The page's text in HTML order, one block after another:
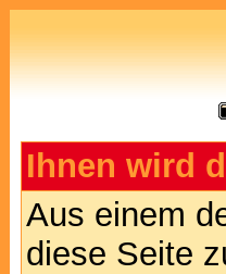
Ihnen wird
Aus einem
diese Seite